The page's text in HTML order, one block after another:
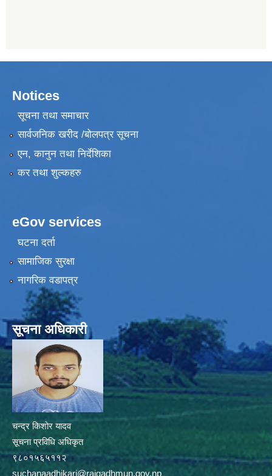
Notices
सूचना तथा समाचार
सार्वजनिक खरीद /बोलपत्र सूचना
एन, कानुन तथा निर्देशिका
कर तथा शुल्कहरु
eGov services
घटना दर्ता
सामाजिक सुरक्षा
नागरिक वडापत्र
सूचना अधिकारी
चन्द्र किशोर यादव
सूचना प्रविधि अधिकृत
९८०१५६५११२
suchanaadhikari@rajgadhmun.gov.np